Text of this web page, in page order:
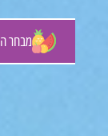
מבחר הפירות